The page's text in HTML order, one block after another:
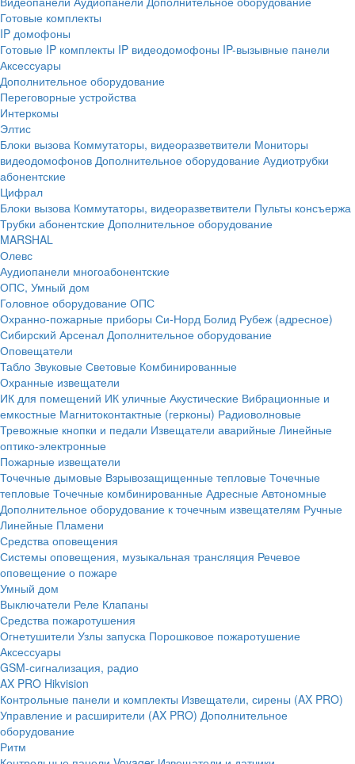
Готовые комплекты
IP домофоны
Готовые IP комплекты IP видеодомофоны IP-вызывные панели
Аксессуары
Дополнительное оборудование
Переговорные устройства
Интеркомы
Элтис
Блоки вызова Коммутаторы, видеоразветвители Мониторы
видеодомофонов Дополнительное оборудование Аудиотрубки
абонентские
Цифрал
Блоки вызова Коммутаторы, видеоразветвители Пульты консъержа
Трубки абонентские Дополнительное оборудование
MARSHAL
Олевс
Аудиопанели многоабонентские
ОПС, Умный дом
Головное оборудование ОПС
Охранно-пожарные приборы Си-Норд Болид Рубеж (адресное)
Сибирский Арсенал Дополнительное оборудование
Оповещатели
Табло Звуковые Световые Комбинированные
Охранные извещатели
ИК для помещений ИК уличные Акустические Вибрационные и
емкостные Магнитоконтактные (герконы) Радиоволновые
Тревожные кнопки и педали Извещатели аварийные Линейные
оптико-электронные
Пожарные извещатели
Точечные дымовые Взрывозащищенные тепловые Точечные
тепловые Точечные комбинированные Адресные Автономные
Дополнительное оборудование к точечным извещателям Ручные
Линейные Пламени
Средства оповещения
Системы оповещения, музыкальная трансляция Речевое
оповещение о пожаре
Умный дом
Выключатели Реле Клапаны
Средства пожаротушения
Огнетушители Узлы запуска Порошковое пожаротушение
Аксессуары
GSM-сигнализация, радио
AX PRO Hikvision
Контрольные панели и комплекты Извещатели, сирены (AX PRO)
Управление и расширители (AX PRO) Дополнительное
оборудование
Ритм